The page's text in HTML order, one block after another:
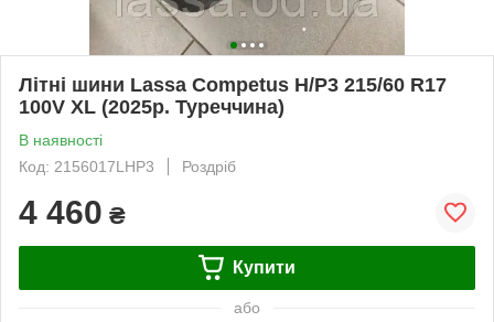
Літні шини Lassa Competus H/P3 215/60 R17
100V XL (2025р. Туреччина)
В наявності
Код: 2156017LHP3
Роздріб
4 460 ₴
Купити
або